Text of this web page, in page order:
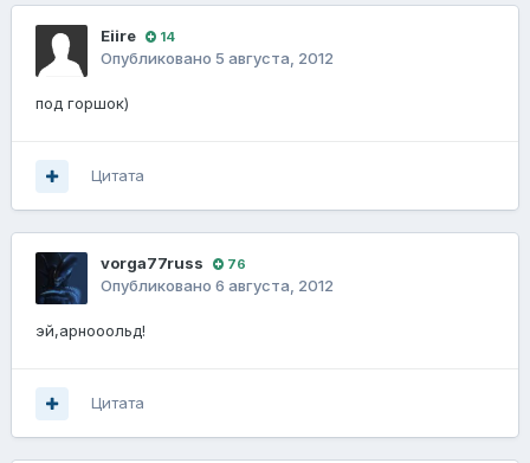
Eiire 14
Опубликовано 5 августа, 2012
под горшок)
Цитата
vorga77russ 76
Опубликовано 6 августа, 2012
эй,арнооольд!
Цитата